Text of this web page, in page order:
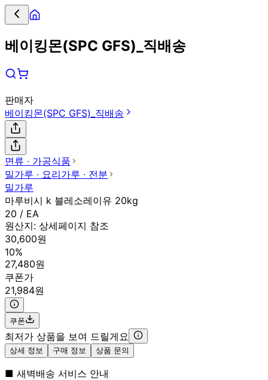
베이킹몬(SPC GFS)_직배송
판매자
베이킹몬(SPC GFS)_직배송
면류 ∙ 가공식품
밀가루 ∙ 요리가루 ∙ 전분
밀가루
마루비시 k 블레소레이유 20kg
20 / EA
원산지: 상세페이지 참조
30,600원
10%
27,480원
쿠폰가
21,984원
쿠폰
최저가 상품을 보여 드릴게요
상세 정보 구매 정보 상품 문의
■ 새벽배송 서비스 안내